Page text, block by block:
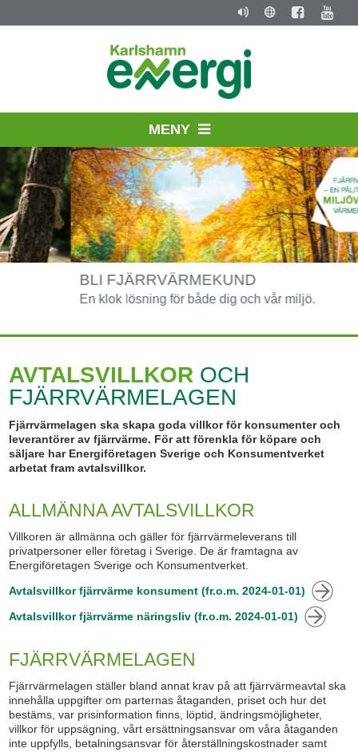
MENY
BLI FJÄRRVÄRMEKUND
En klok lösning för både dig och vår miljö.
AVTALSVILLKOR OCH
FJÄRRVÄRMELAGEN
Fjärrvärmelagen ska skapa goda villkor för konsumenter och
leverantörer av fjärrvärme. För att förenkla för köpare och
säljare har Energiföretagen Sverige och Konsumentverket
arbetat fram avtalsvillkor.
ALLMÄNNA AVTALSVILLKOR
Villkoren är allmänna och gäller för fjärrvärmeleverans till
privatpersoner eller företag i Sverige. De är framtagna av
Energiföretagen Sverige och Konsumentverket.
Avtalsvillkor fjärrvärme konsument (fr.o.m. 2024-01-01)
Avtalsvillkor fjärrvärme näringsliv (fr.o.m. 2024-01-01)
FJÄRRVÄRMELAGEN
Fjärrvärmelagen ställer bland annat krav på att fjärrvärmeavtal ska
innehålla uppgifter om parternas åtaganden, priset och hur det
bestäms, var prisinformation finns, löptid, ändringsmöjligheter,
villkor för uppsägning, vårt ersättningsansvar om våra åtaganden
inte uppfylls, betalningsansvar för återställningskostnader samt